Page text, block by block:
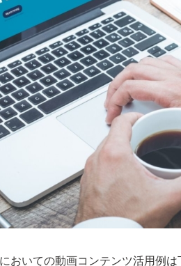
おいての動画コンテンツ活用例は